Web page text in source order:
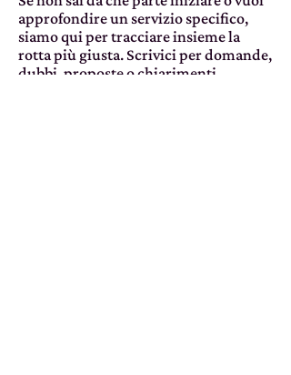
approfondire un servizio specifico,
siamo qui per tracciare insieme la
rotta più giusta. Scrivici per domande,
dubbi, proposte o chiarimenti.